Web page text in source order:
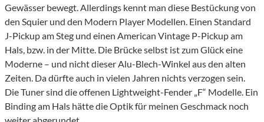
Gewässer bewegt. Allerdings kennt man diese Bestückung von
den Squier und den Modern Player Modellen. Einen Standard
J-Pickup am Steg und einen American Vintage P-Pickup am
Hals, bzw. in der Mitte. Die Brücke selbst ist zum Glück eine
Moderne – und nicht dieser Alu-Blech-Winkel aus den alten
Zeiten. Da dürfte auch in vielen Jahren nichts verzogen sein.
Die Tuner sind die offenen Lightweight-Fender „F“ Modelle. Ein
Binding am Hals hätte die Optik für meinen Geschmack noch